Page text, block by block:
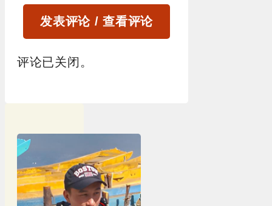
发表评论 / 查看评论
评论已关闭。